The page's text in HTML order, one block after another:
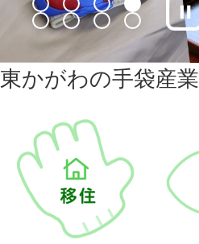
東かがわの手袋産業